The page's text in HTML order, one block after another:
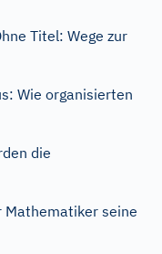
Titel: Wege zur
Wie organisierten
die
Mathematiker seine